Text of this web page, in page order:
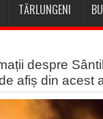
TĂRLUNGENI
despre
afiș din acest